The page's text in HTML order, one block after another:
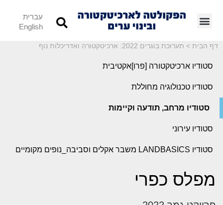
עברית
English
דף הבית > תערוכת בוגרים 2022: ארכיטקטורה ואדריכלות נוף
סטודיו ארכיטקטורה [פרו]אקטיבית
סטודיו טכנולוגיה מחוללת
סטודיו מרחב, תודעה וקיימות
סטודיו עירוני
סטודיו LANDBASICS משבר אקלים וסביבה_נופים מקומיים
מפלס כפרי